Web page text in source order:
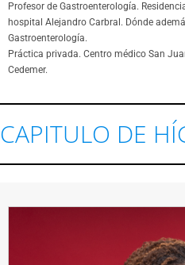
Profesor de Gastroenterología.
hospital Alejandro Carbral. Dónde
Gastroenterología.
Práctica privada. Centro médico San
Cedemer.
CAPITULO DE